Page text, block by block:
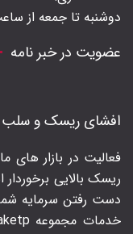
دوشنبه تا جمعه از ساعت 9
عضویت در خبر نامه
افشای ریسک و
فعالیت در بازار های
ریسک بالایی
دست رفتن سرمایه